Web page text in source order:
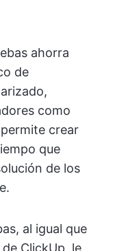
ahorra
de
como
crear
que
de los
al igual que
ClickUp, le